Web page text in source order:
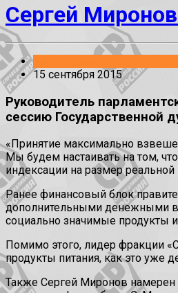
Сергей
15 сентября 2015
Руководитель
сессию Государственной
«Принятие максимально
Мы будем настаивать на том,
индексации на размер
Ранее финансовый блок
дополнительными денежными
социально значимые продукты
Помимо этого, лидер фракции
продукты питания, как это уже
Также Сергей Миронов намерен